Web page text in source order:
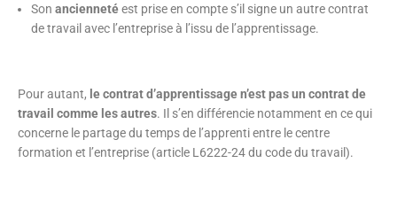
Son anciennetéest prise en compte s’il signe un autre contrat
de travail avec l’entreprise à l’issu de l’apprentissage.
Pour autant, le contrat d’apprentissage n’est pas un contrat de
travail comme les autres. Il s’en différencie notamment en ce qui
concerne le partage du temps de l’apprenti entre le centre
formation et l’entreprise (article L6222-24 du code du travail).